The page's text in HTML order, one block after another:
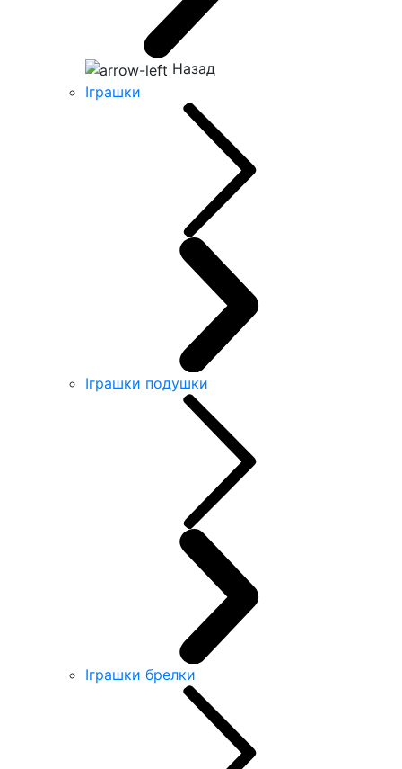
Назад
Іграшки
Іграшки подушки
Іграшки брелки